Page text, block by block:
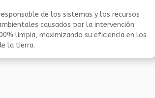
de los sistemas y los recursos
causados por la intervención
limpia, maximizando su eficiencia en los
la tierra.